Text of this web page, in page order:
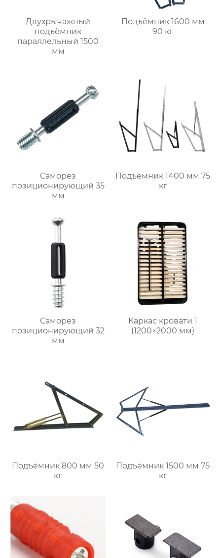
Двухрычажный
подъёмник
параллельный 1500
мм
Подъёмник 1600 мм
90 кг
Саморез
позиционирующий 35
мм
Подъёмник 1400 мм 75
кг
Саморез
позиционирующий 32
мм
Каркас кровати 1
(1200×2000 мм)
Подъёмник 800 мм 50
кг
Подъёмник 1500 мм 75
кг